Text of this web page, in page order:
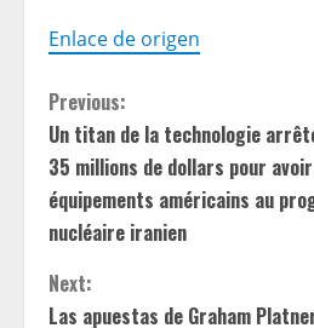
Enlace de origen
C
o
n
t
i
Previous:
Un titan de la technologie
35 millions de dollars pour
équipements américains au
nucléaire iranien
Next:
Las apuestas de Graham